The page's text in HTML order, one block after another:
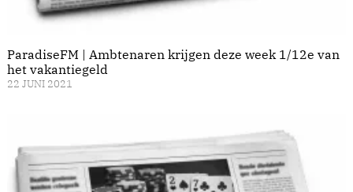
ParadiseFM | Ambtenaren krijgen deze week 1/12e van
het vakantiegeld
22 JUNI 2021